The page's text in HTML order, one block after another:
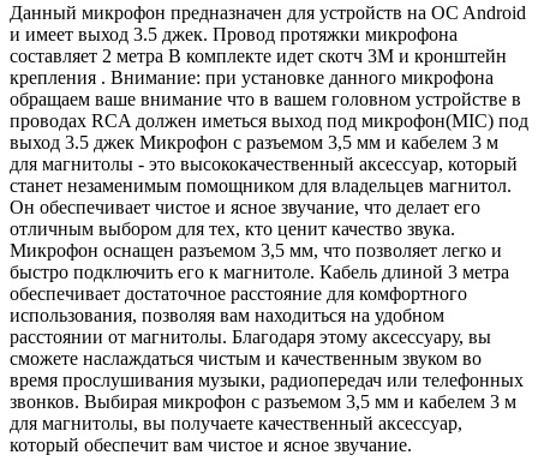
Данный микрофон предназначен для устройств на OC Android
и имеет выход 3.5 джек. Провод протяжки микрофона
составляет 2 метра В комплекте идет скотч 3М и кронштейн
крепления . Внимание: при установке данного микрофона
обращаем ваше внимание что в вашем головном устройстве в
проводах RCA должен иметься выход под микрофон(MIC) под
выход 3.5 джек Микрофон с разъемом 3,5 мм и кабелем 3 м
для магнитолы - это высококачественный аксессуар, который
станет незаменимым помощником для владельцев магнитол.
Он обеспечивает чистое и ясное звучание, что делает его
отличным выбором для тех, кто ценит качество звука.
Микрофон оснащен разъемом 3,5 мм, что позволяет легко и
быстро подключить его к магнитоле. Кабель длиной 3 метра
обеспечивает достаточное расстояние для комфортного
использования, позволяя вам находиться на удобном
расстоянии от магнитолы. Благодаря этому аксессуару, вы
сможете наслаждаться чистым и качественным звуком во
время прослушивания музыки, радиопередач или телефонных
звонков. Выбирая микрофон с разъемом 3,5 мм и кабелем 3 м
для магнитолы, вы получаете качественный аксессуар,
который обеспечит вам чистое и ясное звучание.